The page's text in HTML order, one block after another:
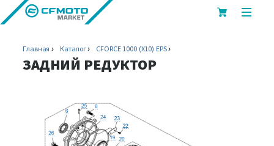
Главная Каталог CFORCE 1000 (X10) EPS
ЗАДНИЙ РЕДУКТОР